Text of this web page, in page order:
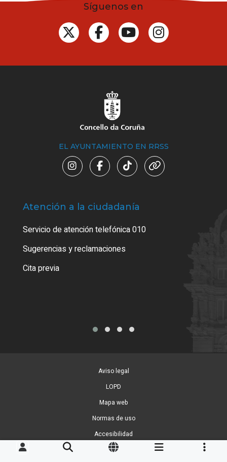
Síguenos en
EL AYUNTAMIENTO EN RRSS
Atención a la ciudadanía
Servicio de atención telefónica 010
Sugerencias y reclamaciones
Cita previa
Aviso legal
LOPD
Mapa web
Normas de uso
Accesibilidad
Gestion de Cookies